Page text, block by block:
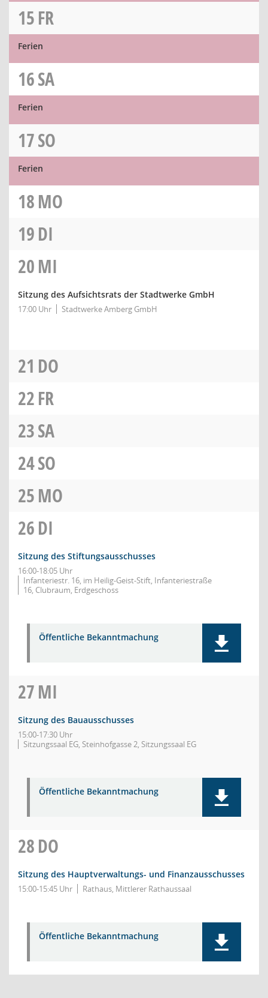
15FR
Ferien
16SA
Ferien
17SO
Ferien
18MO
19DI
20MI
Sitzung des Aufsichtsrats der Stadtwerke GmbH
17:00 Uhr Stadtwerke Amberg GmbH
21 DO
22FR
23SA
24SO
25MO
26DI
Sitzung des Stiftungsausschusses
16:00-18:05 Uhr
Infanteriestr. 16, im Heilig-Geist-Stift, Infanteriestraße
16, Clubraum, Erdgeschoss
Öffentliche Bekanntmachung
27MI
Sitzung des Bauausschusses
15:00-17:30 Uhr
Sitzungssaal EG, Steinhofgasse 2, Sitzungssaal EG
Öffentliche Bekanntmachung
28DO
Sitzung des Hauptverwaltungs- und Finanzausschusses
15:00-15:45 Uhr Rathaus, Mittlerer Rathaussaal
Öffentliche Bekanntmachung